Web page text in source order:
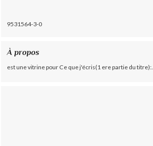
9531564-3-0
À propos
est une vitrine pour Ce que j'écris(1 ere partie du titre):...